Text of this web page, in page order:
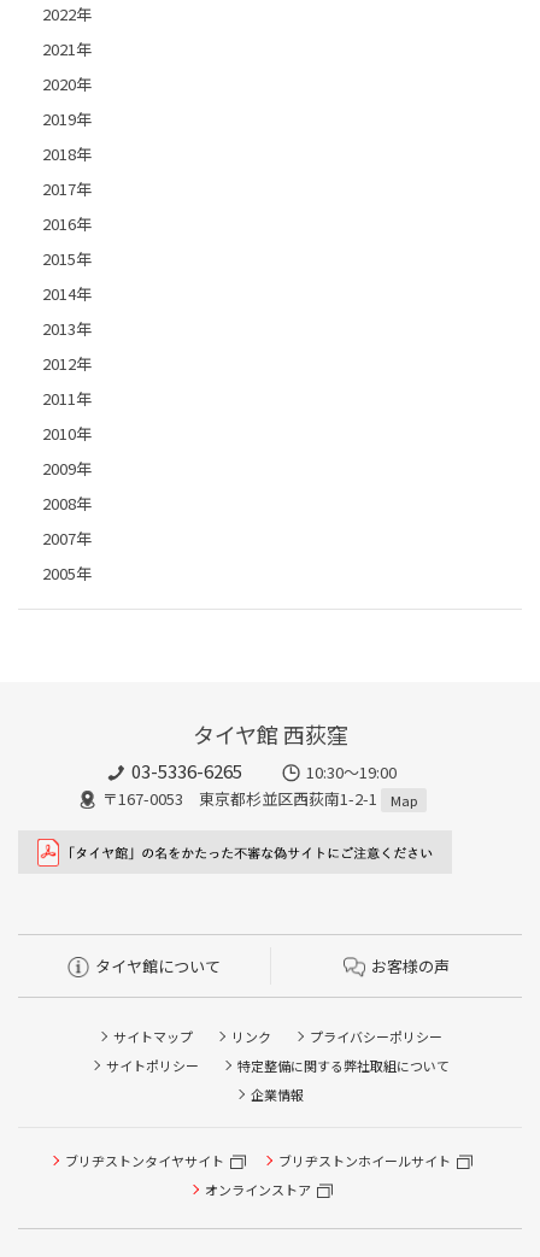
2022年
2021年
2020年
2019年
2018年
2017年
2016年
2015年
2014年
2013年
2012年
2011年
2010年
2009年
2008年
2007年
2005年
タイヤ館 西荻窪
03-5336-6265
10:30～19:00
〒167-0053 東京都杉並区西荻南1-2-1
Map
タイヤ館について お客様の声
サイトマップ リンク
プライバシーポリシー
サイトポリシー
特定整備に関する弊社取組について
企業情報
ブリヂストンタイヤサイト
ブリヂストンホイールサイト
オンラインストア
タイヤ点検・安全点検/タイヤ履き替え/オイル交換/その他
ピット作業の予約